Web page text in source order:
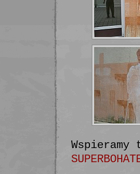
Wspieramy